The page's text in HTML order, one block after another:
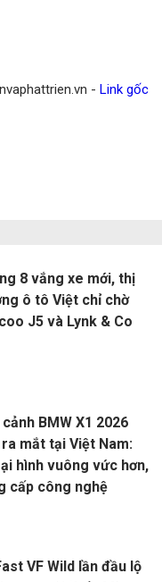
- Link gốc
8 vắng xe mới, thị
ô tô Việt chỉ chờ
J5 và Lynk & Co
cảnh BMW X1 2026
mắt tại Việt Nam:
hình vuông vức hơn,
cấp công nghệ
VF Wild lần đầu lộ